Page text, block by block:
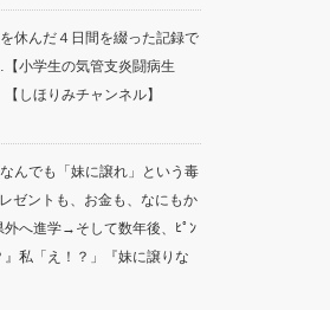
休んだ４日間を綴った記録で
小学生の気管支炎闘病生
しほりみチャンネル】
んでも「妹に譲れ」という毒
ゼントも、お金も、なにもか
外へ進学→そして数年後、ﾋﾟﾝ
私「え！？」『妹に譲りな